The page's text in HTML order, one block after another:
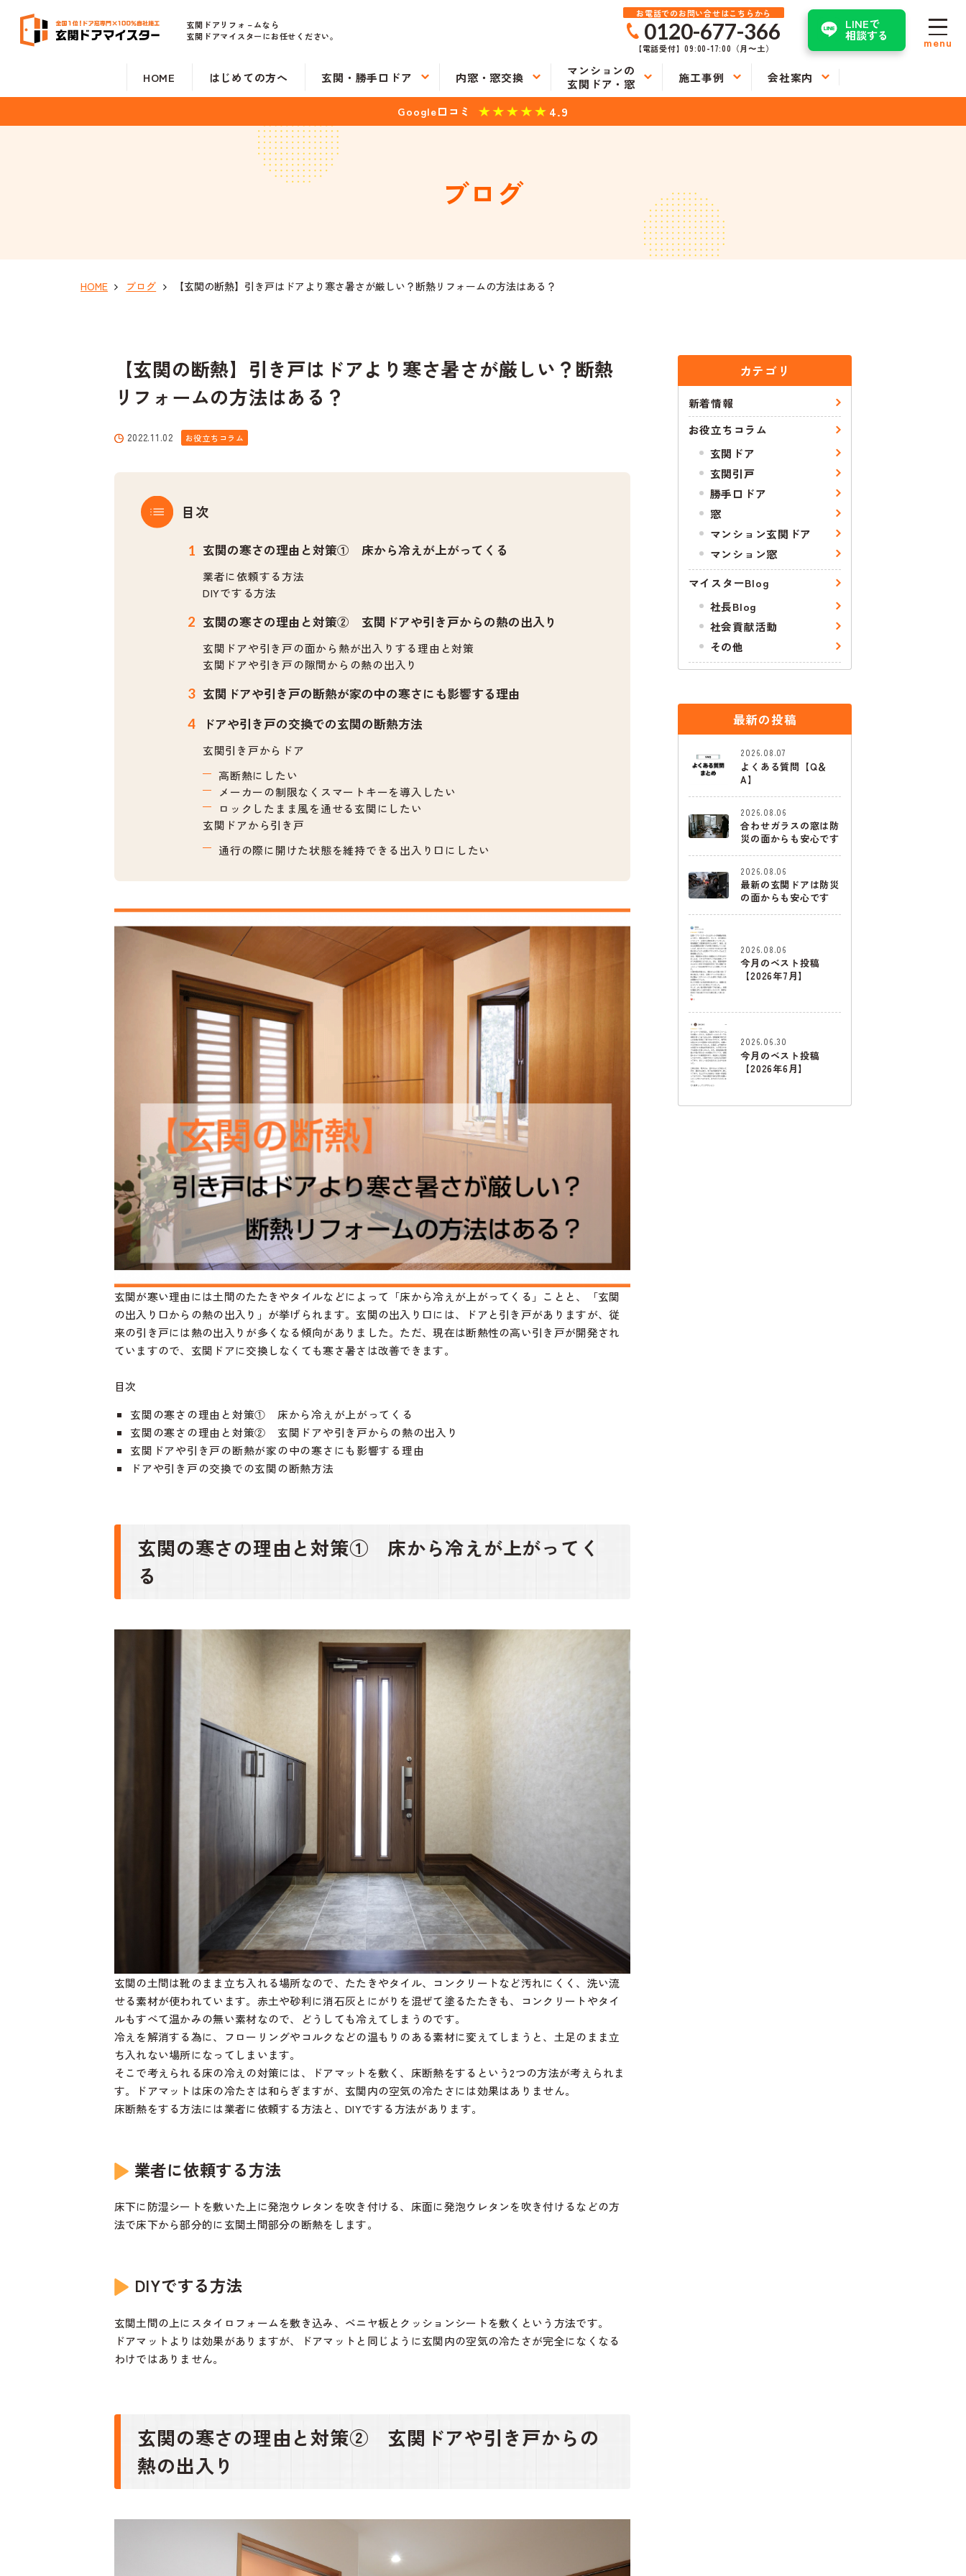
玄関ドアリフォ－ムなら
玄関ドアマイスターにお任せください。
お電話でのお問い合せはこちらから
0120-677-366
【電話受付】09:00-17:00（月〜土）
LINEで
相談する
HOME はじめての方へ 玄関・勝手口ドア 内窓・窓交換
マンションの
玄関ドア・窓
施工事例 会社案内
Google口コミ 4.9
menu
ブログ
HOME ブログ 【玄関の断熱】引き戸はドアより寒さ暑さが厳しい？断熱リフォームの方法はある？
【玄関の断熱】引き戸はドアより寒さ暑さが厳しい？断熱
リフォームの方法はある？
2022.11.02 お役立ちコラム
目次
玄関の寒さの理由と対策① 床から冷えが上がってくる
業者に依頼する方法
DIYでする方法
玄関の寒さの理由と対策② 玄関ドアや引き戸からの熱の出入り
玄関ドアや引き戸の面から熱が出入りする理由と対策
玄関ドアや引き戸の隙間からの熱の出入り
玄関ドアや引き戸の断熱が家の中の寒さにも影響する理由
ドアや引き戸の交換での玄関の断熱方法
玄関引き戸からドア
高断熱にしたい
メーカーの制限なくスマートキーを導入したい
ロックしたまま風を通せる玄関にしたい
玄関ドアから引き戸
通行の際に開けた状態を維持できる出入り口にしたい
玄関が寒い理由には土間のたたきやタイルなどによって「床から冷えが上がってくる」ことと、「玄関
の出入り口からの熱の出入り」が挙げられます。玄関の出入り口には、ドアと引き戸がありますが、従
来の引き戸には熱の出入りが多くなる傾向がありました。ただ、現在は断熱性の高い引き戸が開発され
ていますので、玄関ドアに交換しなくても寒さ暑さは改善できます。
目次
玄関の寒さの理由と対策① 床から冷えが上がってくる
玄関の寒さの理由と対策② 玄関ドアや引き戸からの熱の出入り
玄関ドアや引き戸の断熱が家の中の寒さにも影響する理由
ドアや引き戸の交換での玄関の断熱方法
玄関の寒さの理由と対策① 床から冷えが上がってく
る
玄関の土間は靴のまま立ち入れる場所なので、たたきやタイル、コンクリートなど汚れにくく、洗い流
せる素材が使われています。赤土や砂利に消石灰とにがりを混ぜて塗るたたきも、コンクリートやタイ
ルもすべて温かみの無い素材なので、どうしても冷えてしまうのです。
冷えを解消する為に、フローリングやコルクなどの温もりのある素材に変えてしまうと、土足のまま立
ち入れない場所になってしまいます。
そこで考えられる床の冷えの対策には、ドアマットを敷く、床断熱をするという2つの方法が考えられま
す。ドアマットは床の冷たさは和らぎますが、玄関内の空気の冷たさには効果はありません。
床断熱をする方法には業者に依頼する方法と、DIYでする方法があります。
業者に依頼する方法
床下に防湿シートを敷いた上に発泡ウレタンを吹き付ける、床面に発泡ウレタンを吹き付けるなどの方
法で床下から部分的に玄関土間部分の断熱をします。
DIYでする方法
玄関土間の上にスタイロフォームを敷き込み、ベニヤ板とクッションシートを敷くという方法です。
ドアマットよりは効果がありますが、ドアマットと同じように玄関内の空気の冷たさが完全になくなる
わけではありません。
玄関の寒さの理由と対策② 玄関ドアや引き戸からの
熱の出入り
カテゴリ
新着情報
お役立ちコラム
玄関ドア
玄関引戸
勝手口ドア
窓
マンション玄関ドア
マンション窓
マイスターBlog
社長Blog
社会貢献活動
その他
最新の投稿
2026.08.07
よくある質問【Q＆
A】
2026.08.06
合わせガラスの窓は防
災の面からも安心です
2026.08.06
最新の玄関ドアは防災
の面からも安心です
2026.08.06
今月のベスト投稿
【2026年7月】
2026.06.30
今月のベスト投稿
【2026年6月】